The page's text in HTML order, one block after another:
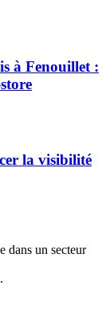
à Fenouillet :
la visibilité
dans un secteur